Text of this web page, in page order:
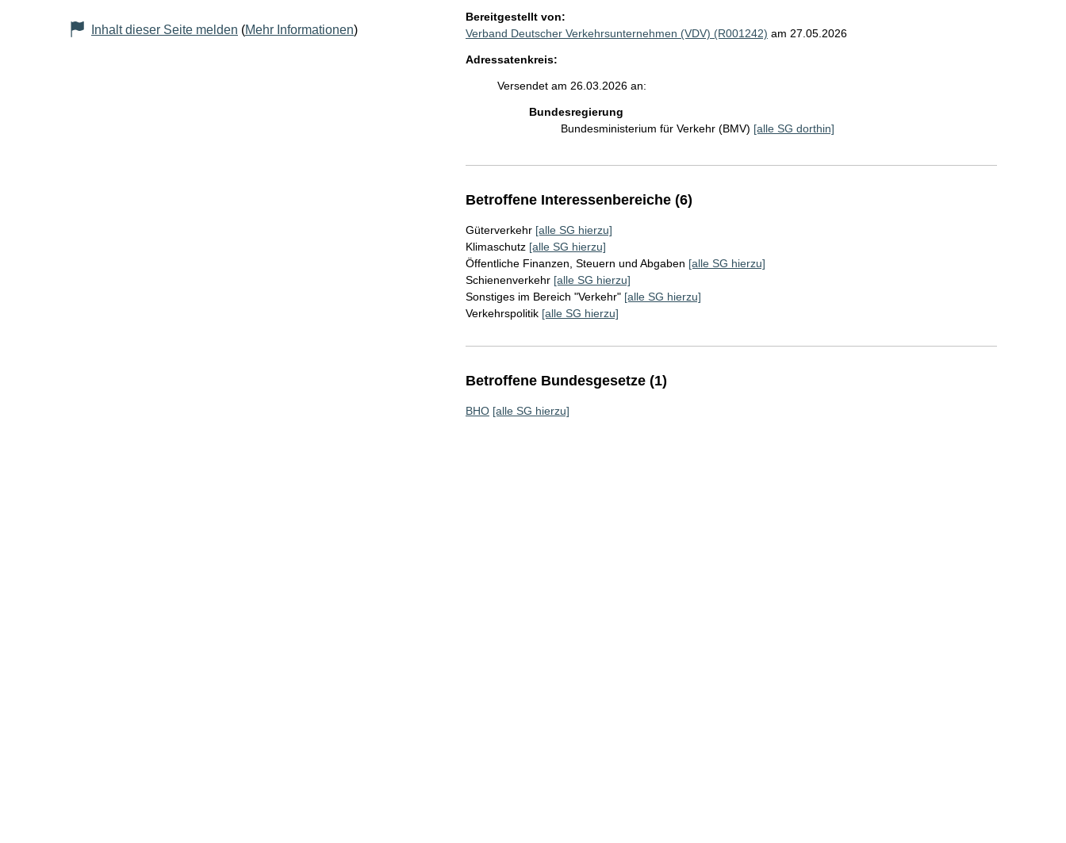
Inhalt dieser Seite melden (Mehr Informationen)
Bereitgestellt von:
Verband Deutscher Verkehrsunternehmen (VDV) (R001242) am 27.05.2026
Adressatenkreis:
Versendet am 26.03.2026 an:
Bundesregierung
Bundesministerium für Verkehr (BMV) [alle SG dorthin]
Betroffene Interessenbereiche (6)
Güterverkehr [alle SG hierzu]
Klimaschutz [alle SG hierzu]
Öffentliche Finanzen, Steuern und Abgaben [alle SG hierzu]
Schienenverkehr [alle SG hierzu]
Sonstiges im Bereich "Verkehr" [alle SG hierzu]
Verkehrspolitik [alle SG hierzu]
Betroffene Bundesgesetze (1)
BHO [alle SG hierzu]